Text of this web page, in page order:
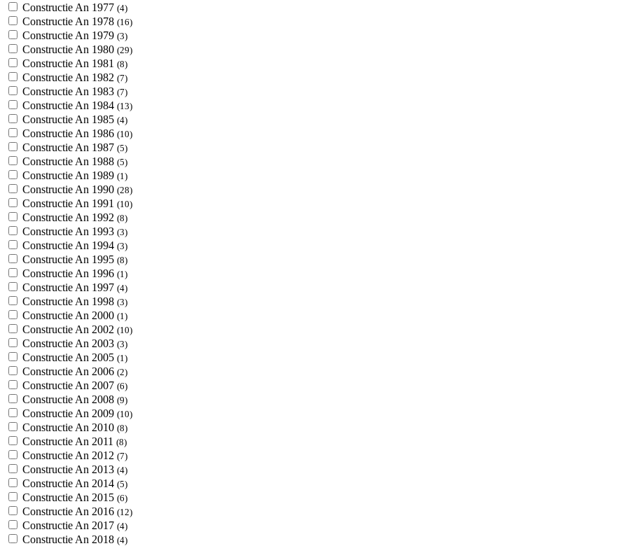
Constructie An 1977 (4)
Constructie An 1978 (16)
Constructie An 1979 (3)
Constructie An 1980 (29)
Constructie An 1981 (8)
Constructie An 1982 (7)
Constructie An 1983 (7)
Constructie An 1984 (13)
Constructie An 1985 (4)
Constructie An 1986 (10)
Constructie An 1987 (5)
Constructie An 1988 (5)
Constructie An 1989 (1)
Constructie An 1990 (28)
Constructie An 1991 (10)
Constructie An 1992 (8)
Constructie An 1993 (3)
Constructie An 1994 (3)
Constructie An 1995 (8)
Constructie An 1996 (1)
Constructie An 1997 (4)
Constructie An 1998 (3)
Constructie An 2000 (1)
Constructie An 2002 (10)
Constructie An 2003 (3)
Constructie An 2005 (1)
Constructie An 2006 (2)
Constructie An 2007 (6)
Constructie An 2008 (9)
Constructie An 2009 (10)
Constructie An 2010 (8)
Constructie An 2011 (8)
Constructie An 2012 (7)
Constructie An 2013 (4)
Constructie An 2014 (5)
Constructie An 2015 (6)
Constructie An 2016 (12)
Constructie An 2017 (4)
Constructie An 2018 (4)